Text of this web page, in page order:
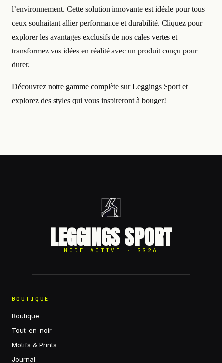
l’environnement. Cette solution innovante est idéale pour tous
ceux souhaitant allier performance et durabilité. Cliquez pour
explorer les avantages exclusifs de nos cales vertes et
transformez vos idées en réalité avec un produit conçu pour
durer.
Découvrez notre gamme complète surLeggings Sport et
explorez des styles qui vous inspireront à bouger!
LEGGINGS SPORT
MODE ACTIVE · SS26
BOUTIQUE
Boutique
Tout-en-noir
Motifs & Prints
Journal